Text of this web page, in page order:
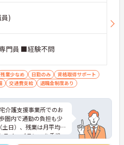
)
門員 ■経験不問
残業少なめ 日勤のみ
資格取得サポート
交通費支給 退職金制度あり
介護支援事業所でのお
圏内で通勤の負担も少
日）、残業は月平均1
ライフバランスを重視